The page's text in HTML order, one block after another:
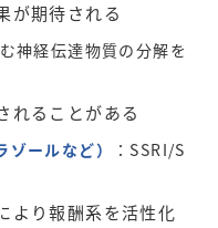
が期待される
神経伝達物質の分解を
れることがある
ールなど）
：SSRI/S
より報酬系を活性化